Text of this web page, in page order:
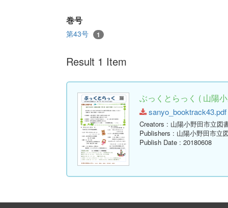
巻号
第43号 1
Result 1 Item
ぶっくとらっく ( 山陽
Creators : 山陽小野田市立図
Publishers : 山陽小野田市立
Publish Date : 20180608